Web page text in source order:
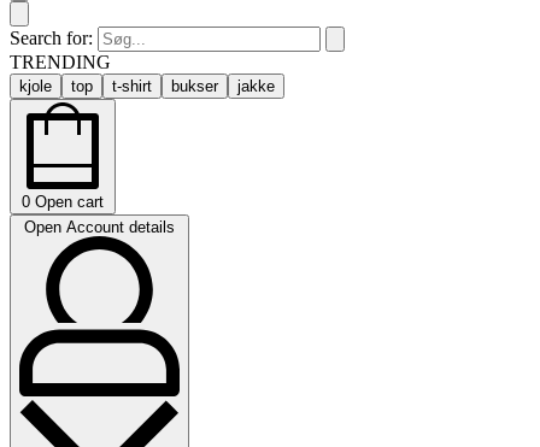
Search for:
TRENDING
kjole top t-shirt bukser jakke
0 Open cart
Open Account details